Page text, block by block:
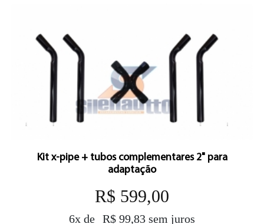
Kit x-pipe + tubos complementares 2" para
adaptação
R$ 599,00
6x de R$ 99,83 sem juros